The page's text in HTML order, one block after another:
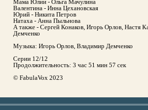
Мама Юлии - Ольга Мачулина
Валентина - Инна Цехановская
Юрий - Никита Петров
Натаха - Анна Пыльнова
А также - Сергей Конаков, Игорь Орлов, Настя
Демченко
Музыка: Игорь Орлов, Владимир Демченко
Серии 12/12
Продолжительность: 3 час 51 мин 57 сек
© FabulaVox 2023